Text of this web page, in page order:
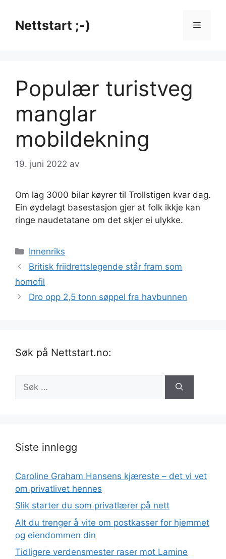
innholdNettstart ;-) Meny
Populær turistveg
manglar
mobildekning
19. juni 2022 av
Om lag 3000 bilar køyrer til Trollstigen kvar dag.
Ein øydelagt basestasjon gjer at folk ikkje kan
ringe naudetatane om det skjer ei ulykke.
Kategorier
Innenriks
Britisk friidrettslegende står fram som
homofil
Dro opp 2,5 tonn søppel fra havbunnen
Søk på Nettstart.no:
etter:
Siste innlegg
Caroline Graham Hansens kjæreste – det vi vet
om privatlivet hennes
Slik starter du som privatlærer på nett
Alt du trenger å vite om postkasser for hjemmet
og eiendommen din
Tidligere verdensmester raser mot Lamine